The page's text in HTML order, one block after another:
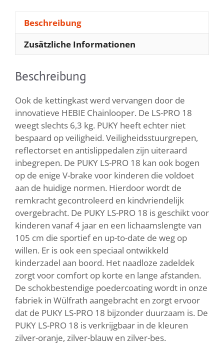
Beschreibung
Zusätzliche Informationen
Beschreibung
Ook de kettingkast werd vervangen door de
innovatieve HEBIE Chainlooper. De LS-PRO 18
weegt slechts 6,3 kg. PUKY heeft echter niet
bespaard op veiligheid. Veiligheidsstuurgrepen,
reflectorset en antislippedalen zijn uiteraard
inbegrepen. De PUKY LS-PRO 18 kan ook bogen
op de enige V-brake voor kinderen die voldoet
aan de huidige normen. Hierdoor wordt de
remkracht gecontroleerd en kindvriendelijk
overgebracht. De PUKY LS-PRO 18 is geschikt voor
kinderen vanaf 4 jaar en een lichaamslengte van
105 cm die sportief en up-to-date de weg op
willen. Er is ook een speciaal ontwikkeld
kinderzadel aan boord. Het naadloze zadeldek
zorgt voor comfort op korte en lange afstanden.
De schokbestendige poedercoating wordt in onze
fabriek in Wülfrath aangebracht en zorgt ervoor
dat de PUKY LS-PRO 18 bijzonder duurzaam is. De
PUKY LS-PRO 18 is verkrijgbaar in de kleuren
zilver-oranje, zilver-blauw en zilver-bes.